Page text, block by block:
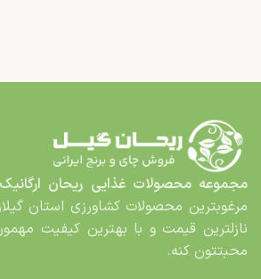
مجموعه محصولات غذایی ریحان ارگانیک
مرغوب­ترین محصولات کشاورزی استان
نازلترین قیمت و با بهترین کیفیت
محبت­تون کنه.